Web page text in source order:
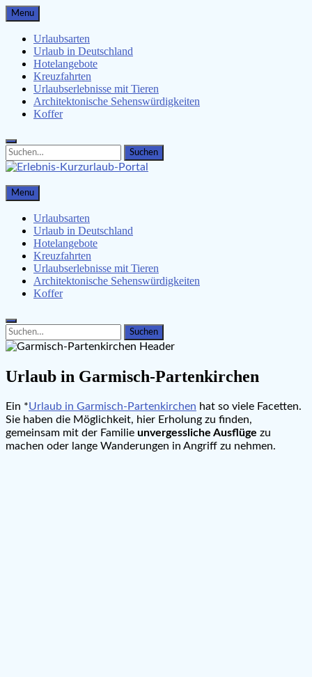
Skip
to
content
Menu
Urlaubsarten
Urlaub in Deutschland
Hotelangebote
Kreuzfahrten
Urlaubserlebnisse mit Tieren
Architektonische Sehenswürdigkeiten
Koffer
Search
for:
Search
Erlebnis-Kurzurlaub-Portal
Urlaubsangebote, Erlebnisse & mehr
Menu
Urlaubsarten
Urlaub in Deutschland
Hotelangebote
Kreuzfahrten
Urlaubserlebnisse mit Tieren
Architektonische Sehenswürdigkeiten
Koffer
Search
for:
Search
Urlaub in Garmisch-Partenkirchen
Ein *Urlaub in Garmisch-Partenkirchen hat so viele Facetten.
Sie haben die Möglichkeit, hier Erholung zu finden,
gemeinsam mit der Familie unvergessliche Ausflüge zu
machen oder lange Wanderungen in Angriff zu nehmen.